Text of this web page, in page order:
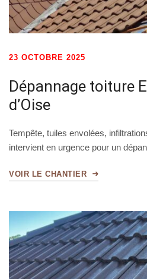
23 OCTOBRE 2025
Dépannage toiture
d’Oise
Tempête, tuiles envolées,
intervient en urgence pour un
VOIR LE CHANTIER